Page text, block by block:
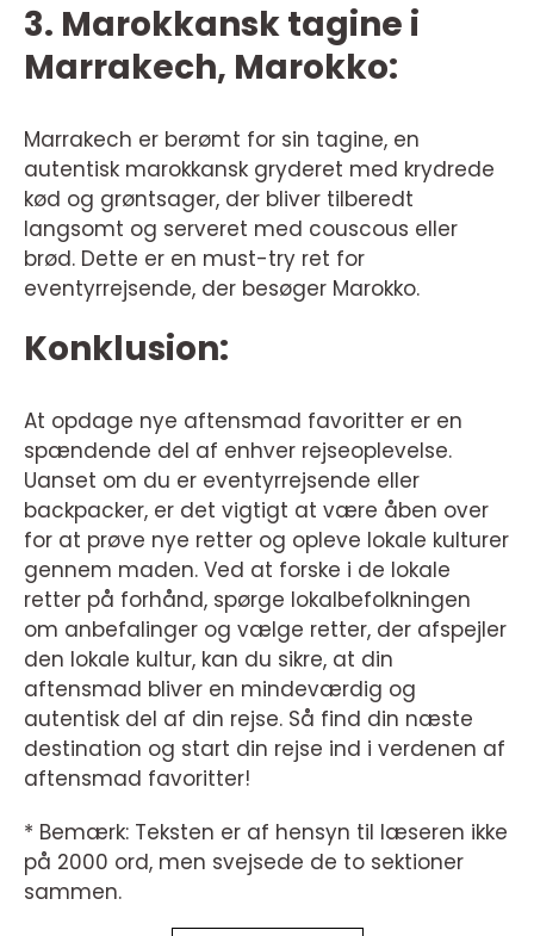
3. Marokkansk tagine i
Marrakech, Marokko:
Marrakech er berømt for sin tagine, en
autentisk marokkansk gryderet med krydrede
kød og grøntsager, der bliver tilberedt
langsomt og serveret med couscous eller
brød. Dette er en must-try ret for
eventyrrejsende, der besøger Marokko.
Konklusion:
At opdage nye aftensmad favoritter er en
spændende del af enhver rejseoplevelse.
Uanset om du er eventyrrejsende eller
backpacker, er det vigtigt at være åben over
for at prøve nye retter og opleve lokale kulturer
gennem maden. Ved at forske i de lokale
retter på forhånd, spørge lokalbefolkningen
om anbefalinger og vælge retter, der afspejler
den lokale kultur, kan du sikre, at din
aftensmad bliver en mindeværdig og
autentisk del af din rejse. Så find din næste
destination og start din rejse ind i verdenen af
aftensmad favoritter!
* Bemærk: Teksten er af hensyn til læseren ikke
på 2000 ord, men svejsede de to sektioner
sammen.